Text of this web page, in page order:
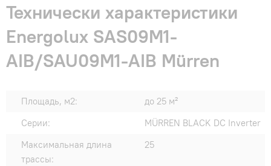
Технически характеристики
Energolux SAS09M1-
AIB/SAU09M1-AIB Mürren
Площадь, м2:
до 25 м²
Серии:
MÜRREN BLACK DC Inverter
Максимальная длина
трассы:
25